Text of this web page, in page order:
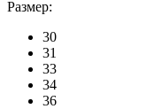
Размер:
30
31
33
34
36